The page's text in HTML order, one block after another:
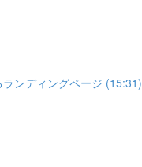
ンディングページ (15:31)